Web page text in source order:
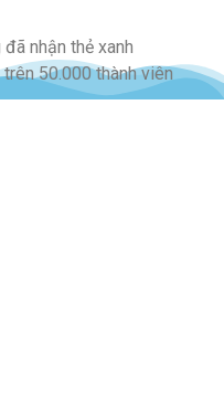
nhận thẻ xanh
50.000 thành viên